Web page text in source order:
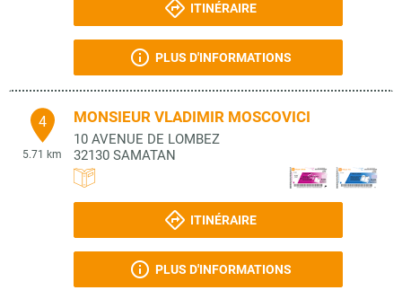
ITINÉRAIRE
PLUS D'INFORMATIONS
4
5.71 km
MONSIEUR VLADIMIR MOSCOVICI
10 AVENUE DE LOMBEZ
32130 SAMATAN
ITINÉRAIRE
PLUS D'INFORMATIONS